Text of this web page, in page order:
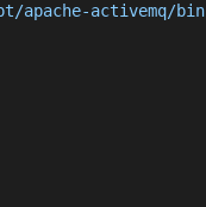
activemq/bin